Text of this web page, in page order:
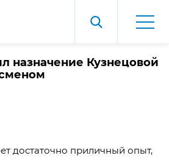
назначение Кузнецовой
достаточно приличный опыт,